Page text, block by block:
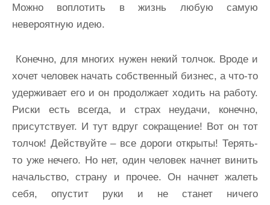
Можно воплотить в жизнь любую самую
невероятную идею.
Конечно, для многих нужен некий толчок. Вроде и
хочет человек начать собственный бизнес, а что-то
удерживает его и он продолжает ходить на работу.
Риски есть всегда, и страх неудачи, конечно,
присутствует. И тут вдруг сокращение! Вот он тот
толчок! Действуйте – все дороги открыты! Терять-
то уже нечего. Но нет, один человек начнет винить
начальство, страну и прочее. Он начнет жалеть
себя, опустит руки и не станет ничего